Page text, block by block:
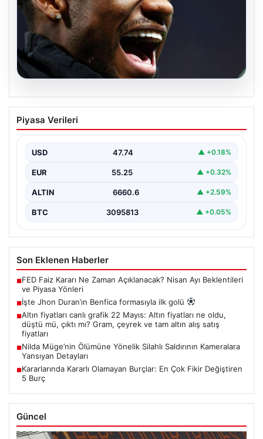
İşte Jhon Duran’ın Benfica formasıyla
ilk golü
Piyasa Verileri
USD 47.74 ▲ +0.18%
EUR 55.25 ▲ +0.32%
ALTIN 6660.6 ▲ +2.59%
BTC 3095813 ▲ +0.05%
Son Eklenen Haberler
■FED Faiz Kararı Ne Zaman Açıklanacak? Nisan Ayı Beklentileri
ve Piyasa Yönleri
■İşte Jhon Duran’ın Benfica formasıyla ilk golü
■Altın fiyatları canlı grafik 22 Mayıs: Altın fiyatları ne oldu,
düştü mü, çıktı mı? Gram, çeyrek ve tam altın alış satış
fiyatları
■Nilda Müge’nin Ölümüne Yönelik Silahlı Saldırının Kameralara
Yansıyan Detayları
■Kararlarında Kararlı Olamayan Burçlar: En Çok Fikir Değiştiren
5 Burç
Güncel